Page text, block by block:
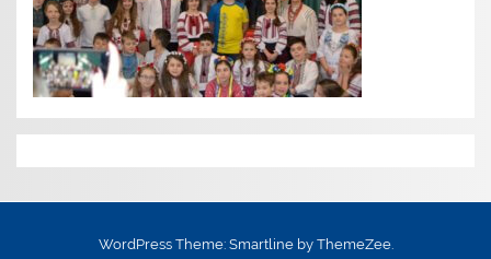
WordPress Theme: Smartline by ThemeZee.